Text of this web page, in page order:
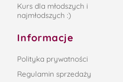
Kurs dla młodszych i
najmłodszych :)
Informacje
Polityka prywatności
Regulamin sprzedaży